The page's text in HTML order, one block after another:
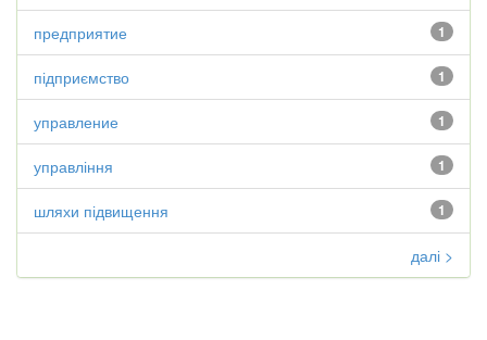
1
предприятие
1
підприємство
1
управление
1
управління
1
шляхи підвищення
далі >